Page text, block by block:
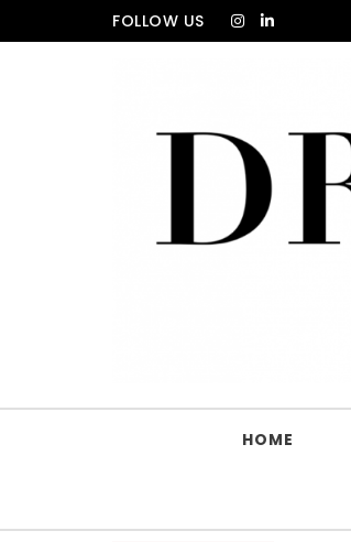
Skip to contentFOLLOW US
HOME